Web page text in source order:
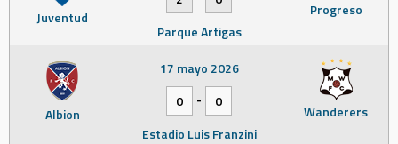
Juventud Progreso
Parque Artigas
Albion Wanderers
17 mayo 2026
0
-
0
Estadio Luis Franzini